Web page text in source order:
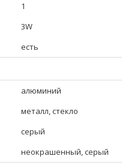
1
3W
есть
алюминий
металл, стекло
серый
неокрашенный, серый